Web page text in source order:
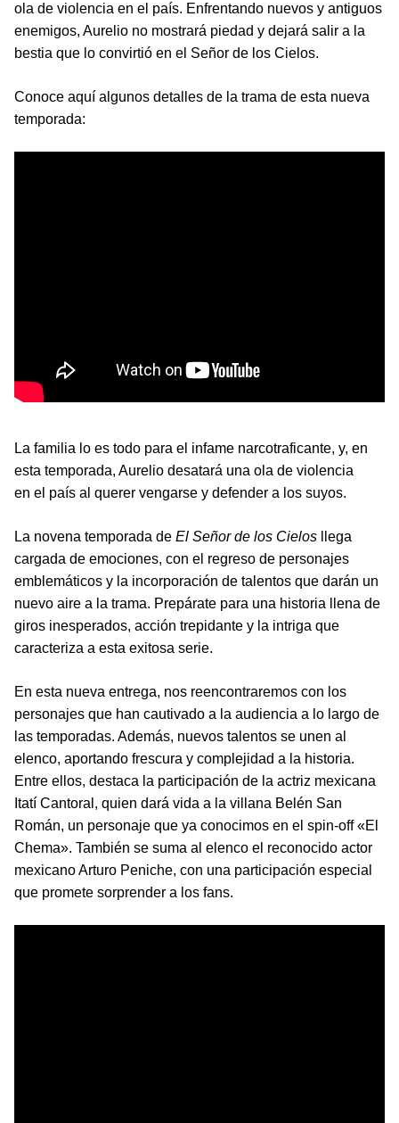
ola de violencia en el país. Enfrentando nuevos y antiguos
enemigos, Aurelio no mostrará piedad y dejará salir a la
bestia que lo convirtió en el Señor de los Cielos.
Conoce aquí algunos detalles de la trama de esta nueva
temporada:
La familia lo es todo para el infame narcotraficante, y, en
esta temporada, Aurelio desatará una ola de violencia
en el país al querer vengarse y defender a los suyos.
La novena temporada de El Señor de los Cielos llega
cargada de emociones, con el regreso de personajes
emblemáticos y la incorporación de talentos que darán un
nuevo aire a la trama. Prepárate para una historia llena de
giros inesperados, acción trepidante y la intriga que
caracteriza a esta exitosa serie.
En esta nueva entrega, nos reencontraremos con los
personajes que han cautivado a la audiencia a lo largo de
las temporadas. Además, nuevos talentos se unen al
elenco, aportando frescura y complejidad a la historia.
Entre ellos, destaca la participación de la actriz mexicana
Itatí Cantoral, quien dará vida a la villana Belén San
Román, un personaje que ya conocimos en el spin-off «El
Chema». También se suma al elenco el reconocido actor
mexicano Arturo Peniche, con una participación especial
que promete sorprender a los fans.